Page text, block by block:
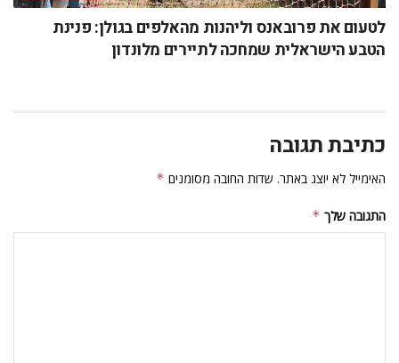
לטעום את פרובאנס וליהנות מהאלפים בגולן: פנינת
הטבע הישראלית שמחכה לתיירים מלונדון
כתיבת תגובה
האימייל לא יוצג באתר. שדות החובה מסומנים *
התגובה שלך *